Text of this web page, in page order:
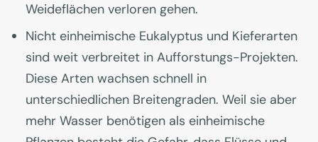
Weideflächen verloren gehen.
Nicht einheimische Eukalyptus und Kieferarten
sind weit verbreitet in Aufforstungs-Projekten.
Diese Arten wachsen schnell in
unterschiedlichen Breitengraden. Weil sie aber
mehr Wasser benötigen als einheimische